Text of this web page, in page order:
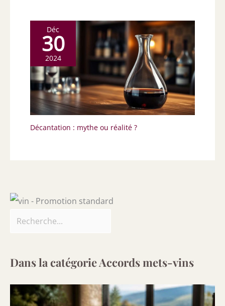
Déc
30
2024
Décantation : mythe ou réalité ?
Dans la catégorie Accords mets-vins